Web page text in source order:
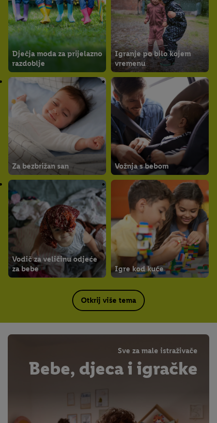
Dječja moda za prijelazno
razdoblje
Igranje po bilo kojem
vremenu
Za bezbrižan san Vožnja s bebom
Vodič za veličinu odjeće
za bebe
Igre kod kuće
Otkrij više tema
Sve za male istraživače
Bebe, djeca i igračke